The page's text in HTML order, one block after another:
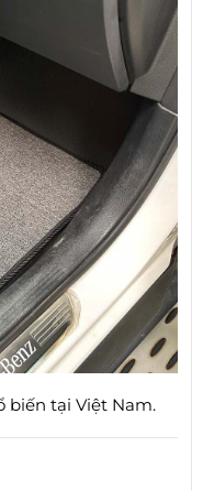
biến tại Việt Nam.